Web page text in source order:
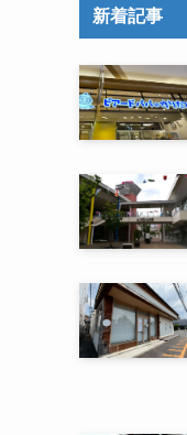
新着記事